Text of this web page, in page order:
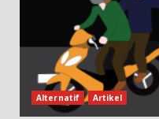
Alternatif Artikel